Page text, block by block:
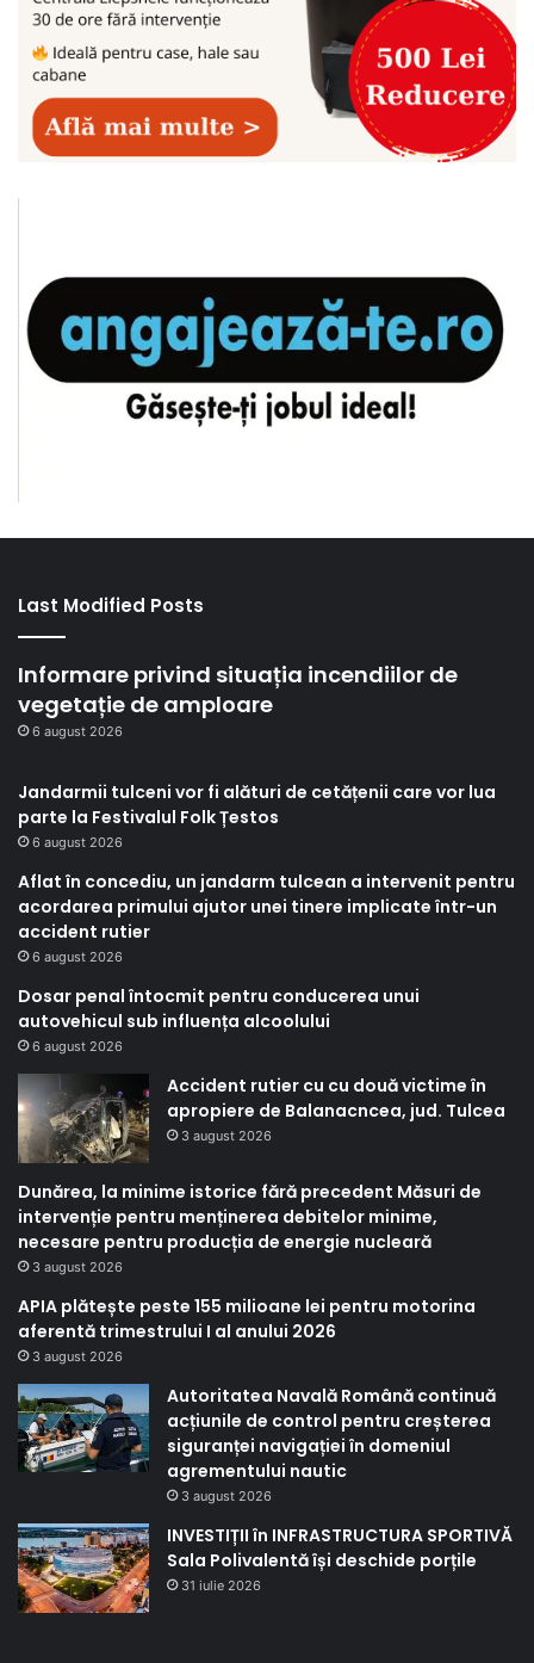
Last Modified Posts
Informare privind situația incendiilor de
vegetație de amploare
6 august 2026
Jandarmii tulceni vor fi alături de cetățenii care vor lua
parte la Festivalul Folk Țestos
6 august 2026
Aflat în concediu, un jandarm tulcean a intervenit pentru
acordarea primului ajutor unei tinere implicate într-un
accident rutier
6 august 2026
Dosar penal întocmit pentru conducerea unui
autovehicul sub influența alcoolului
6 august 2026
Accident rutier cu cu două victime în
apropiere de Balanacncea, jud. Tulcea
3 august 2026
Dunărea, la minime istorice fără precedent Măsuri de
intervenție pentru menținerea debitelor minime,
necesare pentru producția de energie nucleară
3 august 2026
APIA plătește peste 155 milioane lei pentru motorina
aferentă trimestrului I al anului 2026
3 august 2026
Autoritatea Navală Română continuă
acțiunile de control pentru creșterea
siguranței navigației în domeniul
agrementului nautic
3 august 2026
INVESTIȚII în INFRASTRUCTURA SPORTIVĂ
Sala Polivalentă își deschide porțile
31 iulie 2026